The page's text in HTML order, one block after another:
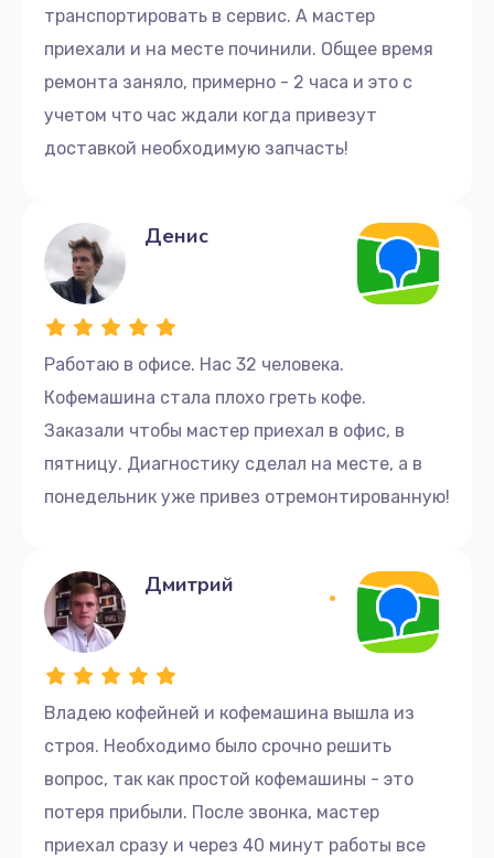
Чистка диспенсеров
1200 руб.
Заказать
Чистка от кофейных масел
Замена клапана пара
780 руб.
Заказать
Заказать
Заказать
Замена капучинатора
1165 руб.
транспортировать в сервис. А мастер
приехали и на месте починили. Общее время
ремонта заняло, примерно - 2 часа и это с
учетом что час ждали когда привезут
доставкой необходимую запчасть!
Работаю в офисе. Нас 32 человека.
Кофемашина стала плохо греть кофе.
Заказали чтобы мастер приехал в офис, в
пятницу. Диагностику сделал на месте, а в
понедельник уже привез отремонтированную!
Денис
Владею кофейней и кофемашина вышла из
строя. Необходимо было срочно решить
вопрос, так как простой кофемашины - это
потеря прибыли. После звонка, мастер
приехал сразу и через 40 минут работы все
Дмитрий